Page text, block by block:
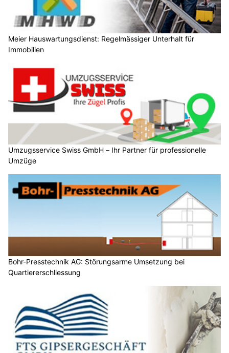
Meier Hauswartungsdienst: Regelmässiger Unterhalt für
Immobilien
Umzugsservice Swiss GmbH – Ihr Partner für professionelle
Umzüge
Bohr-Presstechnik AG: Störungsarme Umsetzung bei
Quartiererschliessung